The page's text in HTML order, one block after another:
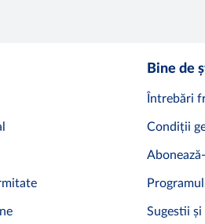
Bine de
Întrebări
Condiții
Sugestii și